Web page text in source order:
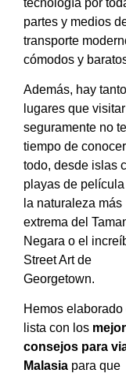
partes y medios
transporte
cómodos y
Además, hay
lugares que
seguramente no
tiempo de
todo, desde islas
playas de
la naturaleza más
extrema del
Negara o el
Street Art de
Georgetown.
Hemos elaborado
lista con los
consejos para
Malasia para que